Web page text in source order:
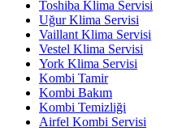
Toshiba Klima Servisi
Uğur Klima Servisi
Vaillant Klima Servisi
Vestel Klima Servisi
York Klima Servisi
Kombi Tamir
Kombi Bakım
Kombi Temizliği
Airfel Kombi Servisi